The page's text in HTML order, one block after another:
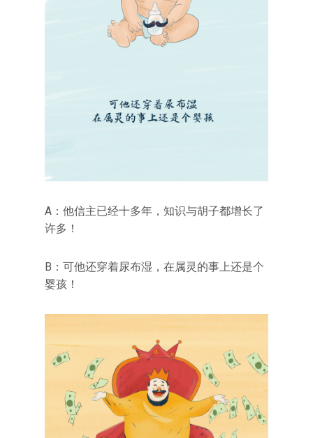
A：他信主已经十多年，知识与胡子都增长了
许多！
B：可他还穿着尿布湿，在属灵的事上还是个
婴孩！